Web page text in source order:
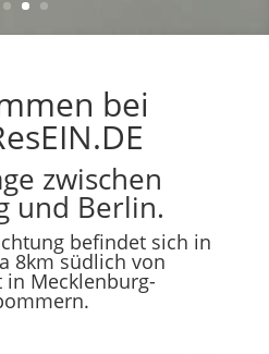
bei
zwischen
und Berlin.
befindet sich in
8km südlich von
in Mecklenburg-